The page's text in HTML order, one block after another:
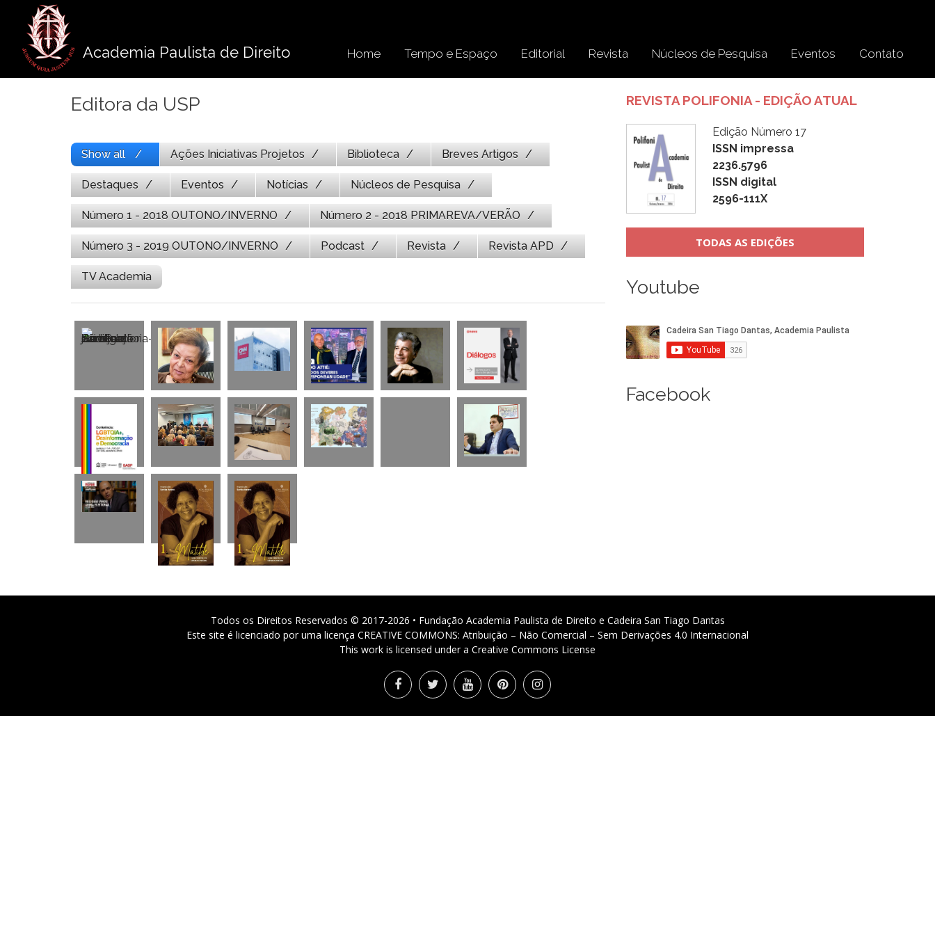
conteúdo
Academia Paulista de Direito Home Tempo e Espaço Editorial Revista Núcleos de Pesquisa Eventos Contato
Editora da USP
Show all Ações Iniciativas Projetos Biblioteca Breves Artigos
Destaques Eventos Notícias Núcleos de Pesquisa
Número 1 - 2018 OUTONO/INVERNO Número 2 - 2018 PRIMAREVA/VERÃO
Número 3 - 2019 OUTONO/INVERNO Podcast Revista Revista APD
TV Academia
REVISTA POLIFONIA - EDIÇÃO ATUAL
Edição Número 17
ISSN impressa
2236.5796
ISSN digital
2596-111X
TODAS AS EDIÇÕES
Youtube
Facebook
Todos os Direitos Reservados © 2017-2026 • Fundação Academia Paulista de Direito e Cadeira San Tiago Dantas
Este site é licenciado por uma licença CREATIVE COMMONS: Atribuição – Não Comercial – Sem Derivações 4.0 Internacional
This work is licensed under a Creative Commons License